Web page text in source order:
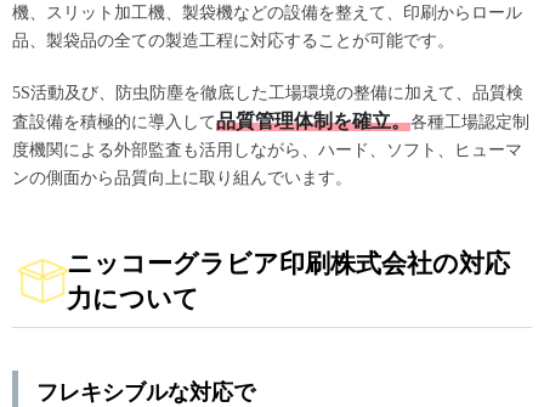
機、スリット加工機、製袋機などの設備を整えて、印刷からロール
品、製袋品の全ての製造工程に対応することが可能です。
5S活動及び、防虫防塵を徹底した工場環境の整備に加えて、品質検
査設備を積極的に導入して品質管理体制を確立。各種工場認定制
度機関による外部監査も活用しながら、ハード、ソフト、ヒューマ
ンの側面から品質向上に取り組んでいます。
ニッコーグラビア印刷株式会社の対応
力について
フレキシブルな対応で